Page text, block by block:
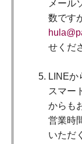
メール
数です
せくだ
LINEか
スマー
からも
営業時
いただ